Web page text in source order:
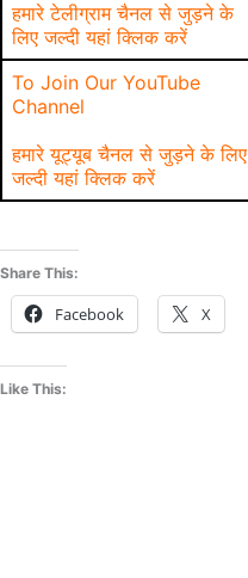
हमारे टेलीग्राम चैनल से जुड़ने के
लिए जल्दी यहां क्लिक करें
To Join Our YouTube
Channel
हमारे यूट्यूब चैनल से जुड़ने के लिए
जल्दी यहां क्लिक करें
Share This:
Facebook X
Like This: